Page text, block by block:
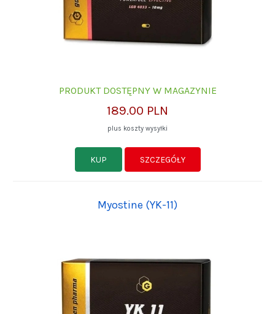
PRODUKT DOSTĘPNY W MAGAZYNIE
189.00 PLN
plus koszty wysyłki
KUP SZCZEGÓŁY
Myostine (YK-11)